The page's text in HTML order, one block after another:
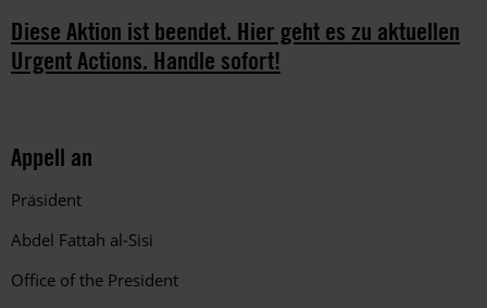
Diese Aktion ist beendet. Hier geht es zu aktuellen
Urgent Actions. Handle sofort!
Appell an
Präsident
Abdel Fattah al-Sisi
Office of the President